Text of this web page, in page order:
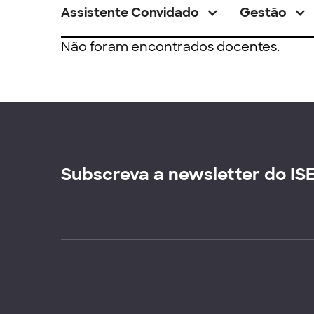
Assistente Convidado Gestão
Não foram encontrados docentes.
Subscreva a newsletter do